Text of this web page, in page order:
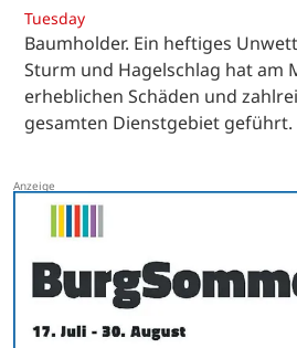
Tuesday
Baumholder. Ein heftiges
Sturm und Hagelschlag hat am
erheblichen Schäden und
gesamten Dienstgebiet geführt.